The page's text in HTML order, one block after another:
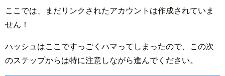
ここでは、まだリンクされたアカウントは作成されていま
せん！
ハッシュはここですっごくハマってしまったので、この次
のステップからは特に注意しながら進んでください。